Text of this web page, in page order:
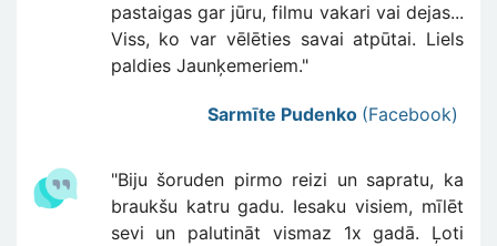
pastaigas gar jūru, filmu vakari vai dejas...
Viss, ko var vēlēties savai atpūtai. Liels
paldies Jaunķemeriem."
Sarmīte Pudenko (Facebook)
"Biju šoruden pirmo reizi un sapratu, ka
braukšu katru gadu. Iesaku visiem, mīlēt
sevi un palutināt vismaz 1x gadā. Ļoti